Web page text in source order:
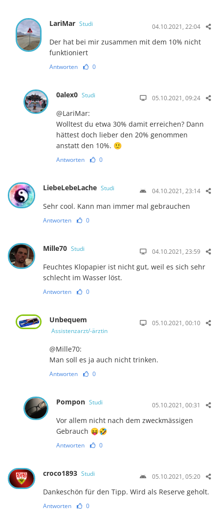
LariMar Studi 04.10.2021, 22:04
Der hat bei mir zusammen mit dem 10% nicht
funktioniert
Antworten 0
0alex0 Studi 05.10.2021, 09:24
@LariMar:
Wolltest du etwa 30% damit erreichen? Dann
hättest doch lieber den 20% genommen
anstatt den 10%. 🙂
Antworten 0
LiebeLebeLache Studi 04.10.2021, 23:14
Sehr cool. Kann man immer mal gebrauchen
Antworten 0
Mille70 Studi 04.10.2021, 23:59
Feuchtes Klopapier ist nicht gut, weil es sich sehr
schlecht im Wasser löst.
Antworten 0
Unbequem
Assistenzarzt/-ärztin
05.10.2021, 00:10
@Mille70:
Man soll es ja auch nicht trinken.
Antworten 0
Pompon Studi 05.10.2021, 00:31
Vor allem nicht nach dem zweckmässigen
Gebrauch 😝🤣
Antworten 0
croco1893 Studi 05.10.2021, 05:20
Dankeschön für den Tipp. Wird als Reserve geholt.
Antworten 0